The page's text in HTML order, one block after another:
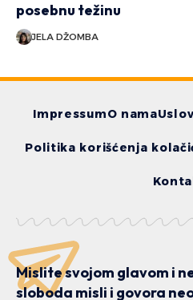
posebnu težinu
JELA DŽOMBA
ImpressumO nama
Politika korišćenja
Mislite svojom glavom i
sloboda misli i govora